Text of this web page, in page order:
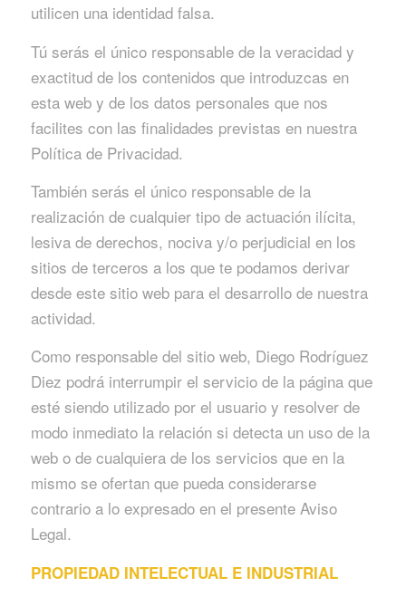
utilicen una identidad falsa.
Tú serás el único responsable de la veracidad y
exactitud de los contenidos que introduzcas en
esta web y de los datos personales que nos
facilites con las finalidades previstas en nuestra
Política de Privacidad.
También serás el único responsable de la
realización de cualquier tipo de actuación ilícita,
lesiva de derechos, nociva y/o perjudicial en los
sitios de terceros a los que te podamos derivar
desde este sitio web para el desarrollo de nuestra
actividad.
Como responsable del sitio web, Diego Rodríguez
Diez podrá interrumpir el servicio de la página que
esté siendo utilizado por el usuario y resolver de
modo inmediato la relación si detecta un uso de la
web o de cualquiera de los servicios que en la
mismo se ofertan que pueda considerarse
contrario a lo expresado en el presente Aviso
Legal.
PROPIEDAD INTELECTUAL E INDUSTRIAL